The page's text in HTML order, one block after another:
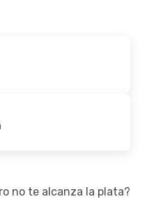
no te alcanza la plata?